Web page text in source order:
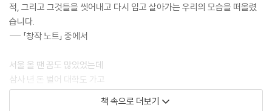
적, 그리고 그것들을 씻어내고 다시 입고 살아가는 우리의 모습을 떠올렸
습니다.
--- 「창작 노트」 중에서
서울 올 땐 꿈도 많았었는데
삼사 년 돈 벌어 대학도 가고
하지만 혼자 사는 엄마한테 편지 한 줄 못 쓰는
책 속으로 더보기